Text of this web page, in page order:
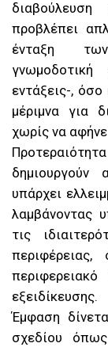
προβλέπει
ένταξη
εντάξεις-, όσο
μέριμνα για
χωρίς να
δημιουργούν
υπάρχει
λαμβάνοντας
τις
εξειδίκευσης.
Έμφαση
σχεδίου